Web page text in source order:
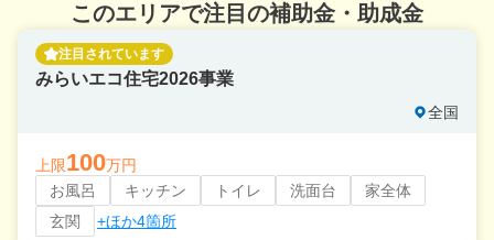
このエリアで注目の補助金・助成金
注目されています
みらいエコ住宅2026事業
全国
上限100万円
お風呂
キッチン トイレ 洗面台
家全体
玄関
+ほか4箇所